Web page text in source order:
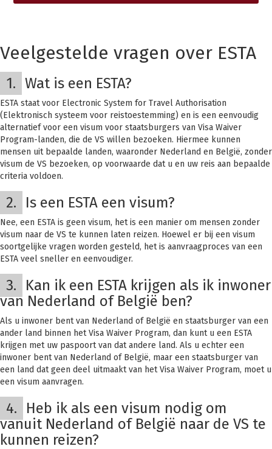
Veelgestelde vragen over ESTA
1. Wat is een ESTA?
ESTA staat voor Electronic System for Travel Authorisation
(Elektronisch systeem voor reistoestemming) en is een eenvoudig
alternatief voor een visum voor staatsburgers van Visa Waiver
Program-landen, die de VS willen bezoeken. Hiermee kunnen
mensen uit bepaalde landen, waaronder Nederland en België, zonder
visum de VS bezoeken, op voorwaarde dat u en uw reis aan bepaalde
criteria voldoen.
2. Is een ESTA een visum?
Nee, een ESTA is geen visum, het is een manier om mensen zonder
visum naar de VS te kunnen laten reizen. Hoewel er bij een visum
soortgelijke vragen worden gesteld, het is aanvraagproces van een
ESTA veel sneller en eenvoudiger.
3.
Kan ik een ESTA krijgen als ik inwoner
van Nederland of België ben?
Als u inwoner bent van Nederland of België en staatsburger van een
ander land binnen het Visa Waiver Program, dan kunt u een ESTA
krijgen met uw paspoort van dat andere land. Als u echter een
inwoner bent van Nederland of België, maar een staatsburger van
een land dat geen deel uitmaakt van het Visa Waiver Program, moet u
een visum aanvragen.
4.
Heb ik als een visum nodig om
vanuit Nederland of België naar de VS te
kunnen reizen?